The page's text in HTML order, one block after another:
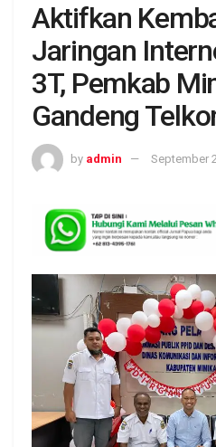
Aktifkan
Jaringan
3T, Pemkab
Gandeng
by admin September